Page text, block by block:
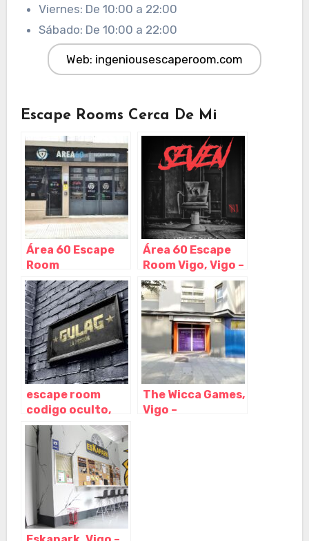
Viernes: De 10:00 a 22:00
Sábado: De 10:00 a 22:00
Web: ingeniousescaperoom.com
Escape Rooms Cerca De Mi
Área 60 Escape
Room
Pontevedra,
Pontevedra –
Pontevedra
Área 60 Escape
Room Vigo, Vigo –
Pontevedra
escape room
codigo oculto,
Vigo –
Pontevedra
The Wicca Games,
Vigo –